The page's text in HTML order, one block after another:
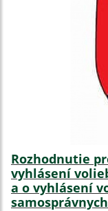
Rozhodnutie
vyhlásení
a o vyhlásení